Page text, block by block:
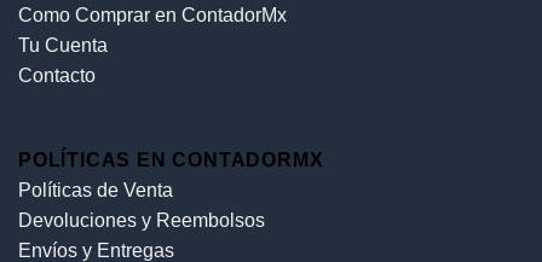
Como Comprar en ContadorMx
Tu Cuenta
Contacto
POLÍTICAS EN CONTADORMX
Políticas de Venta
Devoluciones y Reembolsos
Envíos y Entregas